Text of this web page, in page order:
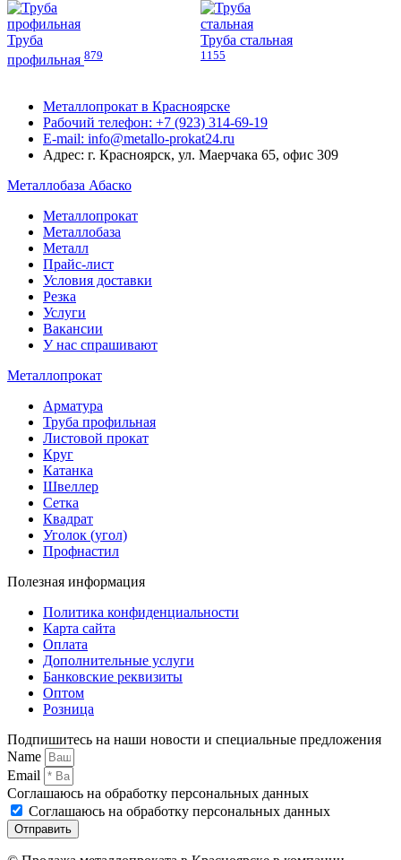
Труба
профильная 879
Труба стальная
1155
Металлопрокат в Красноярске
Рабочий телефон: +7 (923) 314-69-19
E-mail: info@metallo-prokat24.ru
Адрес: г. Красноярск, ул. Маерчака 65, офис 309
Металлобаза Абаско
Металлопрокат
Металлобаза
Металл
Прайс-лист
Условия доставки
Резка
Услуги
Вакансии
У нас спрашивают
Металлопрокат
Арматура
Труба профильная
Листовой прокат
Круг
Катанка
Швеллер
Сетка
Квадрат
Уголок (угол)
Профнастил
Полезная информация
Политика конфиденциальности
Карта сайта
Оплата
Дополнительные услуги
Банковские реквизиты
Оптом
Розница
Подпишитесь на наши новости и специальные предложения
Name
Email
Соглашаюсь на обработку персональных данных
Соглашаюсь на обработку персональных данных
Отправить